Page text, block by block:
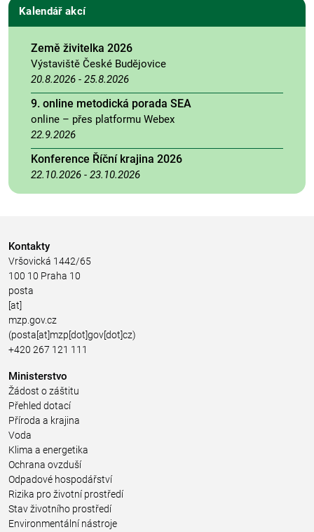
Kalendář akcí
Země živitelka 2026
Výstaviště České Budějovice
20.8.2026 - 25.8.2026
9. online metodická porada SEA
online – přes platformu Webex
22.9.2026
Konference Říční krajina 2026
22.10.2026 - 23.10.2026
Kontakty
Vršovická 1442/65
100 10 Praha 10
posta
[at]
mzp.gov.cz
(posta[at]mzp[dot]gov[dot]cz)
+420 267 121 111
Ministerstvo
Žádost o záštitu
Přehled dotací
Příroda a krajina
Voda
Klima a energetika
Ochrana ovzduší
Odpadové hospodářství
Rizika pro životní prostředí
Stav životního prostředí
Environmentální nástroje